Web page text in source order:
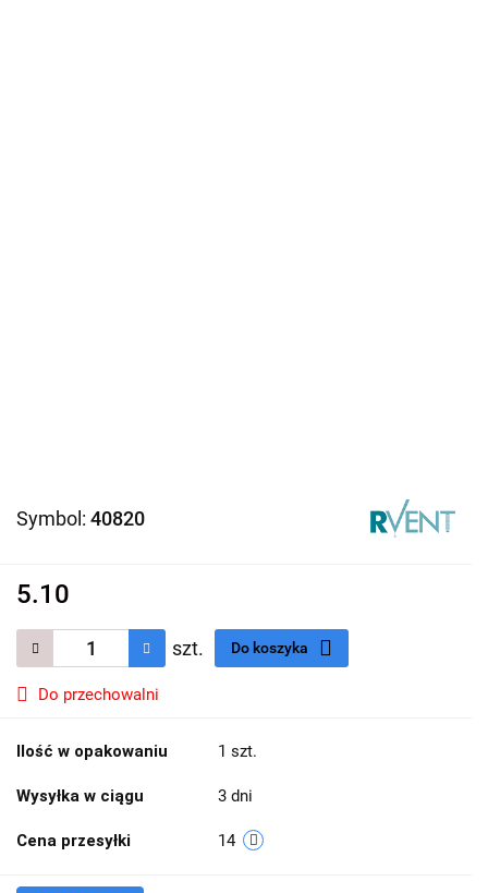
Symbol: 40820
5.10
szt. Do koszyka
Do przechowalni
Ilość w opakowaniu 1 szt.
Wysyłka w ciągu 3 dni
Cena przesyłki 14